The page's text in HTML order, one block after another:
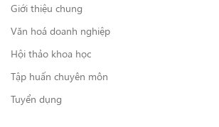
Giới thiệu chung
Văn hoá doanh nghiệp
Hội thảo khoa học
Tập huấn chuyên môn
Tuyển dụng